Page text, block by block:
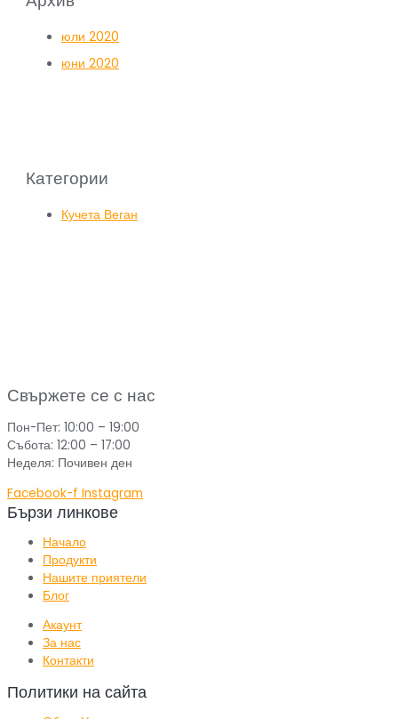
юли 2020
юни 2020
Категории
Кучета Веган
Свържете се с нас
Пон-Пет: 10:00 – 19:00
Събота: 12:00 – 17:00
Неделя: Почивен ден
Facebook-f Instagram
Бързи линкове
Начало
Продукти
Нашите приятели
Блог
Акаунт
За нас
Контакти
Политики на сайта